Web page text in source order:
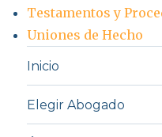
Testamentos y
Uniones de Hecho
Inicio
Elegir Abogado